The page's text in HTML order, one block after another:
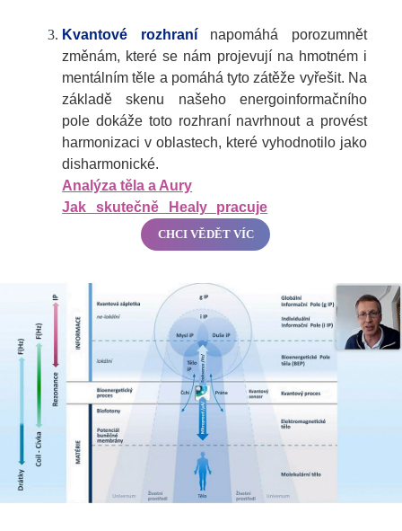
Kvantové rozhranínapomáhá porozumnět
změnám, které se nám projevují na hmotném i
mentálním těle a pomáhá tyto zátěže vyřešit. Na
základě skenu našeho energoinformačního
pole dokáže toto rozhraní navrhnout a provést
harmonizaci v oblastech, které vyhodnotilo jako
disharmonické.
Analýza těla a Aury
Jak skutečně Healy pracuje
CHCI VĚDĚT VÍC